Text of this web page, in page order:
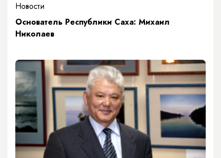
Новости
Основатель Республики Саха: Михаил
Николаев